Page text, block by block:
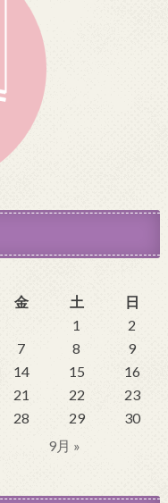
金 土
日
1
2
7 8
9
14 15
16
21 22
23
28 29
30
9月 »